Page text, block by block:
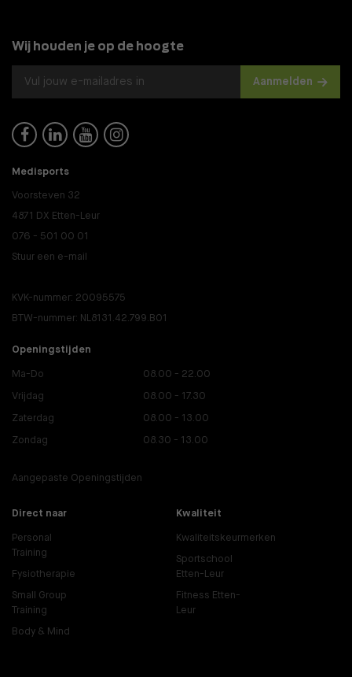
Wij houden je op de hoogte
Aanmelden
   
Medisports
Voorsteven 32
4871 DX Etten-Leur
076 - 501 00 01
Stuur een e-mail
KVK-nummer: 20095575
BTW-nummer: NL8131.42.799.B01
Openingstijden
Ma-Do 08.00 - 22.00
Vrijdag 08.00 - 17.30
Zaterdag 08.00 - 13.00
Zondag 08.30 - 13.00
Aangepaste Openingstijden
Direct naar
Personal
Training
Fysiotherapie
Small Group
Training
Body & Mind
Kwaliteit
Kwaliteitskeurmerken
Sportschool
Etten-Leur
Fitness Etten-
Leur